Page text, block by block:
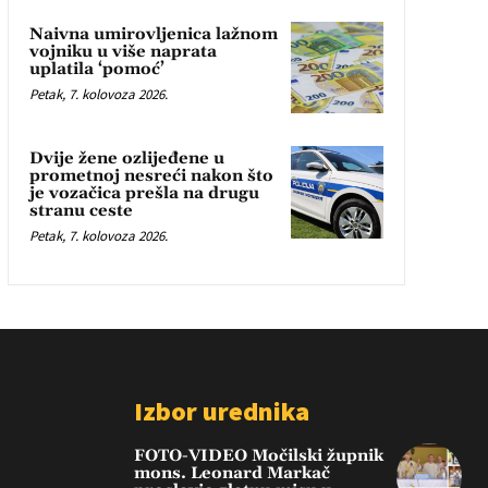
Naivna umirovljenica lažnom
vojniku u više naprata
uplatila ‘pomoć’
Petak, 7. kolovoza 2026.
Dvije žene ozlijeđene u
prometnoj nesreći nakon što
je vozačica prešla na drugu
stranu ceste
Petak, 7. kolovoza 2026.
Izbor urednika
FOTO-VIDEO Močilski župnik
mons. Leonard Markač